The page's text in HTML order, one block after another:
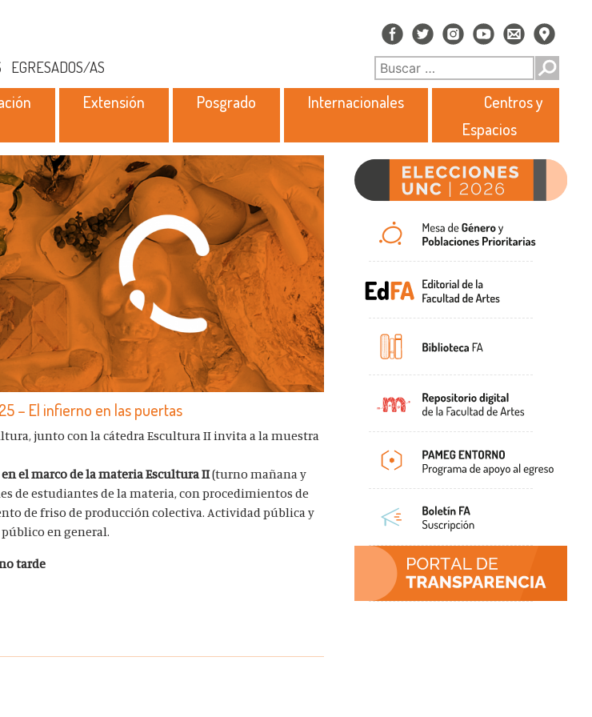
EGRESADOS/AS
Extensión Posgrado Internacionales
Centros y
Espacios
– El infierno en las puertas
junto con la cátedra Escultura II invita a la muestra
el marco de la materia Escultura II(turno mañana y
de estudiantes de la materia, con procedimientos de
de friso de producción colectiva. Actividad pública y
en general.
tarde